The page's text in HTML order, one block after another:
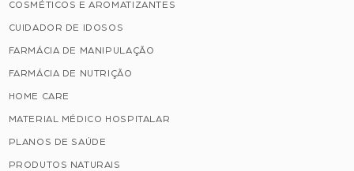
COSMÉTICOS E AROMATIZANTES
CUIDADOR DE IDOSOS
FARMÁCIA DE MANIPULAÇÃO
FARMÁCIA DE NUTRIÇÃO
HOME CARE
MATERIAL MÉDICO HOSPITALAR
PLANOS DE SAÚDE
PRODUTOS NATURAIS